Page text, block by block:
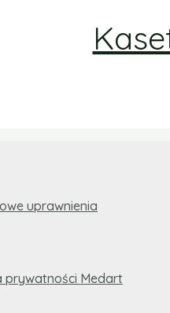
uprawnienia
prywatności Medart